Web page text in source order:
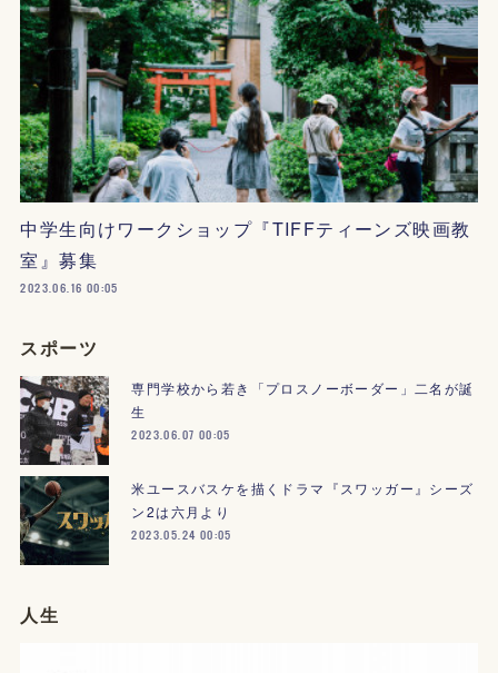
中学生向けワークショップ『TIFFティーンズ映画教
室』募集
2023.06.16 00:05
スポーツ
専門学校から若き「プロスノーボーダー」二名が誕
生
2023.06.07 00:05
米ユースバスケを描くドラマ『スワッガー』シーズ
ン2は六月より
2023.05.24 00:05
人生